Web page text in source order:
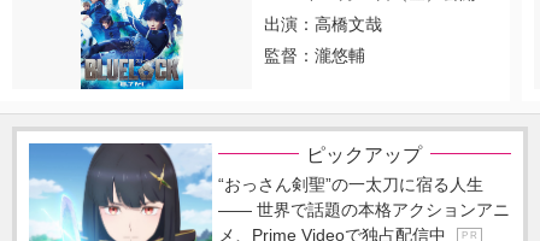
出演：高橋文哉
監督：瀧悠輔
ピックアップ
“おっさん剣聖”の一太刀に宿る人生
―― 世界で話題の本格アクションアニ
メ、Prime Videoで独占配信中
P R